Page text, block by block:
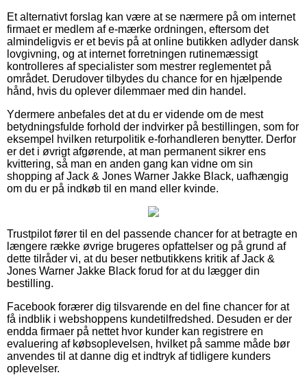
Et alternativt forslag kan være at se nærmere på om internet
firmaet er medlem af e-mærke ordningen, eftersom det
almindeligvis er et bevis på at online butikken adlyder dansk
lovgivning, og at internet forretningen rutinemæssigt
kontrolleres af specialister som mestrer reglementet på
området. Derudover tilbydes du chance for en hjælpende
hånd, hvis du oplever dilemmaer med din handel.
Ydermere anbefales det at du er vidende om de mest
betydningsfulde forhold der indvirker på bestillingen, som for
eksempel hvilken returpolitik e-forhandleren benytter. Derfor
er det i øvrigt afgørende, at man permanent sikrer ens
kvittering, så man en anden gang kan vidne om sin
shopping af Jack & Jones Warner Jakke Black, uafhængig
om du er på indkøb til en mand eller kvinde.
Trustpilot fører til en del passende chancer for at betragte en
længere række øvrige brugeres opfattelser og på grund af
dette tilråder vi, at du beser netbutikkens kritik af Jack &
Jones Warner Jakke Black forud for at du lægger din
bestilling.
Facebook forærer dig tilsvarende en del fine chancer for at
få indblik i webshoppens kundetilfredshed. Desuden er der
endda firmaer på nettet hvor kunder kan registrere en
evaluering af købsoplevelsen, hvilket på samme måde bør
anvendes til at danne dig et indtryk af tidligere kunders
oplevelser.